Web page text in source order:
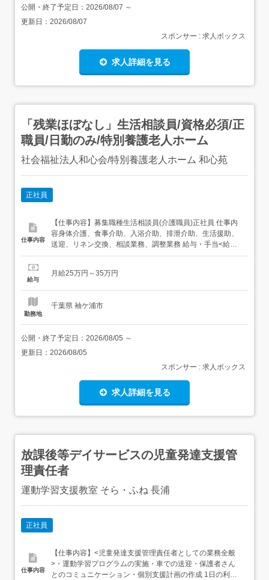
公開・終了予定日： 2026/08/07 ～
更新日： 2026/08/07
スポンサー : 求人ボックス
求人詳細を見る
「残業ほぼなし」生活相談員/資格必須/正
職員/日勤のみ/特別養護老人ホーム
社会福祉法人和心会/特別養護老人ホーム 和心苑
正社員
仕事内容
【仕事内容】募集職種生活相談員(介護職員)正社員 仕事内
容身体介護、食事介助、入浴介助、排泄介助、生活援助、
送迎、リネン交換、相談業務、調整業務 給与・手当<給与>
月給250,000〜350,000円<手当>交通費支給:実費(上限あ
勤:8:30～17:30(休憩60分) 勤務形態残業ほぼなし、日勤...
給与
月給25万円～35万円
勤務地
千葉県 袖ケ浦市
公開・終了予定日： 2026/08/05 ～
更新日： 2026/08/05
スポンサー : 求人ボックス
求人詳細を見る
放課後等デイサービスの児童発達支援管
理責任者
運動学習支援教室 そら・ふね 長浦
正社員
仕事内容
【仕事内容】<児童発達支援管理責任者としての業務全般
>・運動学習プログラムの実施・車での送迎・保護者さん
とのコミュニケーション・個別支援計画の作成 1日の利用